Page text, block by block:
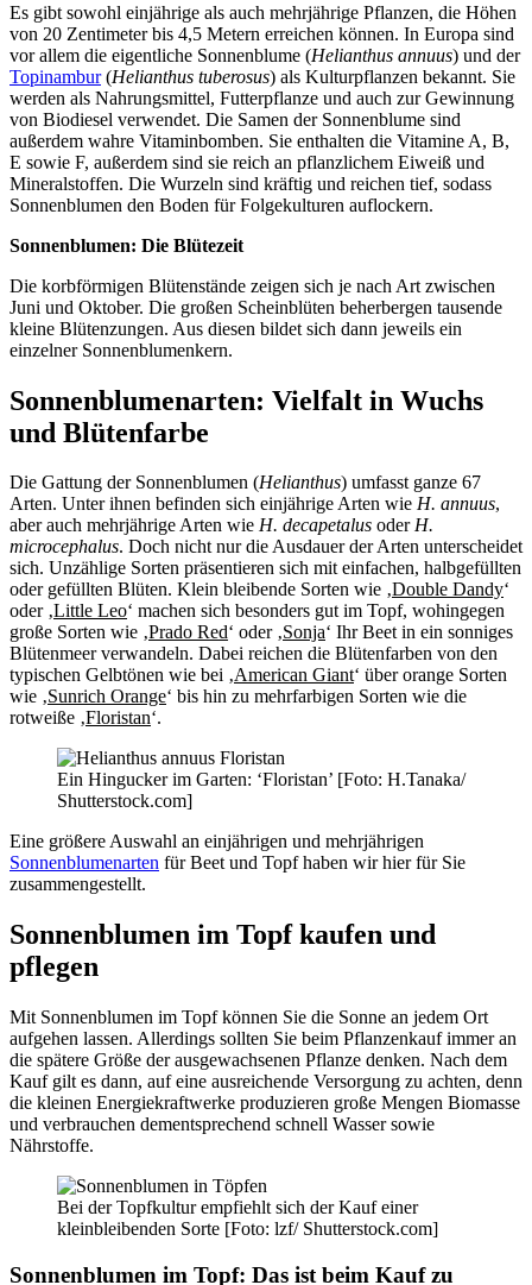
Es gibt sowohl einjährige als auch mehrjährige Pflanzen, die Höhen
von 20 Zentimeter bis 4,5 Metern erreichen können. In Europa sind
vor allem die eigentliche Sonnenblume (Helianthus annuus) und der
Topinambur(Helianthus tuberosus) als Kulturpflanzen bekannt. Sie
werden als Nahrungsmittel, Futterpflanze und auch zur Gewinnung
von Biodiesel verwendet. Die Samen der Sonnenblume sind
außerdem wahre Vitaminbomben. Sie enthalten die Vitamine A, B,
E sowie F, außerdem sind sie reich an pflanzlichem Eiweiß und
Mineralstoffen. Die Wurzeln sind kräftig und reichen tief, sodass
Sonnenblumen den Boden für Folgekulturen auflockern.
Sonnenblumen: Die Blütezeit
Die korbförmigen Blütenstände zeigen sich je nach Art zwischen
Juni und Oktober. Die großen Scheinblüten beherbergen tausende
kleine Blütenzungen. Aus diesen bildet sich dann jeweils ein
einzelner Sonnenblumenkern.
Sonnenblumenarten: Vielfalt in Wuchs
und Blütenfarbe
Die Gattung der Sonnenblumen (Helianthus) umfasst ganze 67
Arten. Unter ihnen befinden sich einjährige Arten wie H. annuus,
aber auch mehrjährige Arten wie H. decapetalus oderH.
microcephalus. Doch nicht nur die Ausdauer der Arten unterscheidet
sich. Unzählige Sorten präsentieren sich mit einfachen, halbgefüllten
oder gefüllten Blüten. Klein bleibende Sorten wie ‚Double Dandy‘
oder ‚Little Leo‘ machen sich besonders gut im Topf, wohingegen
große Sorten wie ‚Prado Red‘ oder ‚Sonja‘ Ihr Beet in ein sonniges
Blütenmeer verwandeln. Dabei reichen die Blütenfarben von den
typischen Gelbtönen wie bei ‚American Giant‘ über orange Sorten
wie ‚Sunrich Orange‘ bis hin zu mehrfarbigen Sorten wie die
rotweiße ‚Floristan‘.
Ein Hingucker im Garten: ‘Floristan’ [Foto: H.Tanaka/
Shutterstock.com]
Eine größere Auswahl an einjährigen und mehrjährigen
Sonnenblumenarten für Beet und Topf haben wir hier für Sie
zusammengestellt.
Sonnenblumen im Topf kaufen und
pflegen
Mit Sonnenblumen im Topf können Sie die Sonne an jedem Ort
aufgehen lassen. Allerdings sollten Sie beim Pflanzenkauf immer an
die spätere Größe der ausgewachsenen Pflanze denken. Nach dem
Kauf gilt es dann, auf eine ausreichende Versorgung zu achten, denn
die kleinen Energiekraftwerke produzieren große Mengen Biomasse
und verbrauchen dementsprechend schnell Wasser sowie
Nährstoffe.
Bei der Topfkultur empfiehlt sich der Kauf einer
kleinbleibenden Sorte [Foto: lzf/ Shutterstock.com]
Sonnenblumen im Topf: Das ist beim Kauf zu